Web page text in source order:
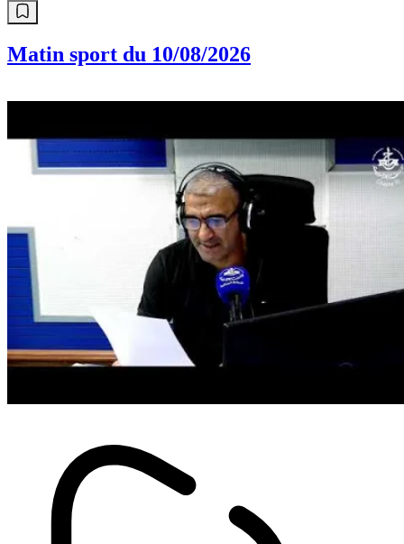
Matin sport du 10/08/2026